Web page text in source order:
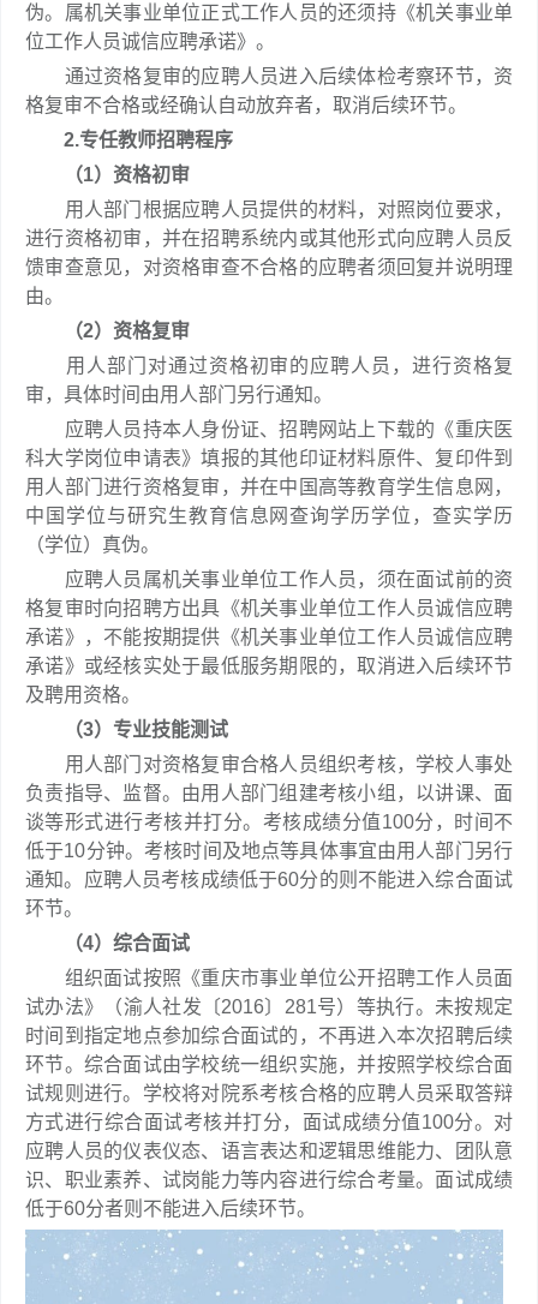
伪。属机关事业单位正式工作人员的还须持《机关事业单
位工作人员诚信应聘承诺》。
通过资格复审的应聘人员进入后续体检考察环节，资
格复审不合格或经确认自动放弃者，取消后续环节。
2.专任教师招聘程序
（1）资格初审
用人部门根据应聘人员提供的材料，对照岗位要求，
进行资格初审，并在招聘系统内或其他形式向应聘人员反
馈审查意见，对资格审查不合格的应聘者须回复并说明理
由。
（2）资格复审
用人部门对通过资格初审的应聘人员，进行资格复
审，具体时间由用人部门另行通知。
应聘人员持本人身份证、招聘网站上下载的《重庆医
科大学岗位申请表》填报的其他印证材料原件、复印件到
用人部门进行资格复审，并在中国高等教育学生信息网，
中国学位与研究生教育信息网查询学历学位，查实学历
（学位）真伪。
应聘人员属机关事业单位工作人员，须在面试前的资
格复审时向招聘方出具《机关事业单位工作人员诚信应聘
承诺》，不能按期提供《机关事业单位工作人员诚信应聘
承诺》或经核实处于最低服务期限的，取消进入后续环节
及聘用资格。
（3）专业技能测试
用人部门对资格复审合格人员组织考核，学校人事处
负责指导、监督。由用人部门组建考核小组，以讲课、面
谈等形式进行考核并打分。考核成绩分值100分，时间不
低于10分钟。考核时间及地点等具体事宜由用人部门另行
通知。应聘人员考核成绩低于60分的则不能进入综合面试
环节。
（4）综合面试
组织面试按照《重庆市事业单位公开招聘工作人员面
试办法》（渝人社发〔2016〕281号）等执行。未按规定
时间到指定地点参加综合面试的，不再进入本次招聘后续
环节。综合面试由学校统一组织实施，并按照学校综合面
试规则进行。学校将对院系考核合格的应聘人员采取答辩
方式进行综合面试考核并打分，面试成绩分值100分。对
应聘人员的仪表仪态、语言表达和逻辑思维能力、团队意
识、职业素养、试岗能力等内容进行综合考量。面试成绩
低于60分者则不能进入后续环节。